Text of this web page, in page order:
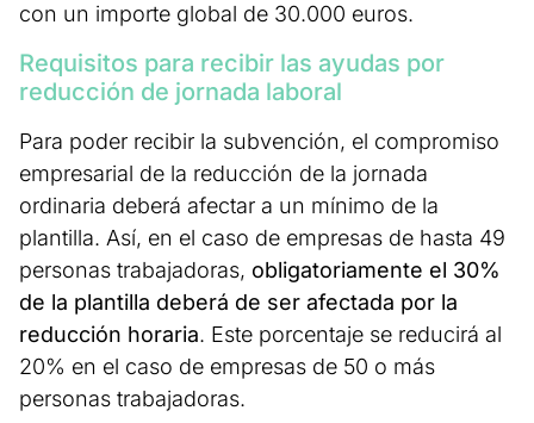
con un importe global de 30.000 euros.
Requisitos para recibir las ayudas por
reducción de jornada laboral
Para poder recibir la subvención, el compromiso
empresarial de la reducción de la jornada
ordinaria deberá afectar a un mínimo de la
plantilla. Así, en el caso de empresas de hasta 49
personas trabajadoras, obligatoriamente el 30%
de la plantilla deberá de ser afectada por la
reducción horaria. Este porcentaje se reducirá al
20% en el caso de empresas de 50 o más
personas trabajadoras.